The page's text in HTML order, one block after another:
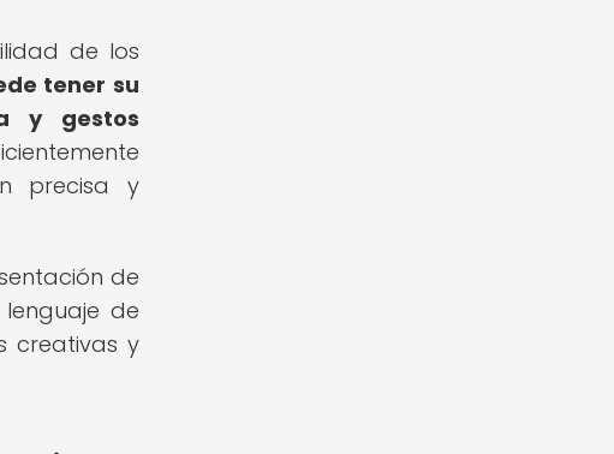
de los
tener su
y gestos
precisa y
de
de
creativas y